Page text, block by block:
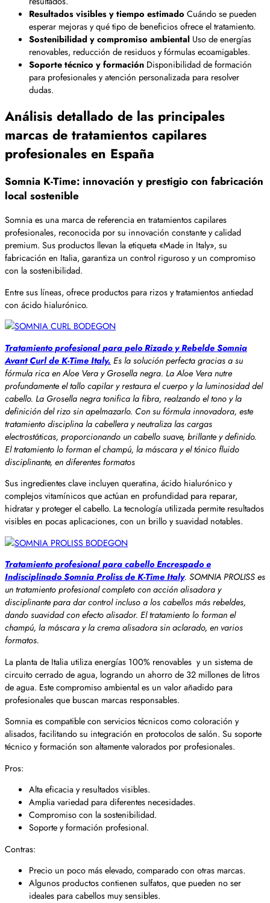
Resultados visibles y tiempo estimado Cuándo se pueden
esperar mejoras y qué tipo de beneficios ofrece el tratamiento.
Sostenibilidad y compromiso ambiental Uso de energías
renovables, reducción de residuos y fórmulas ecoamigables.
Soporte técnico y formación Disponibilidad de formación
para profesionales y atención personalizada para resolver
dudas.
Análisis detallado de las principales
marcas de tratamientos capilares
profesionales en España
Somnia K-Time: innovación y prestigio con fabricación
local sostenible
Somnia es una marca de referencia en tratamientos capilares
profesionales, reconocida por su innovación constante y calidad
premium. Sus productos llevan la etiqueta «Made in Italy», su
fabricación en Italia, garantiza un control riguroso y un compromiso
con la sostenibilidad.
Entre sus líneas, ofrece productos para rizos y tratamientos antiedad
con ácido hialurónico.
Tratamiento profesional para pelo Rizado y Rebelde Somnia
Avant Curl de K-Time Italy. Es la solución perfecta gracias a su
fórmula rica en Aloe Vera y Grosella negra. La Aloe Vera nutre
profundamente el tallo capilar y restaura el cuerpo y la luminosidad del
cabello. La Grosella negra tonifica la fibra, realzando el tono y la
definición del rizo sin apelmazarlo. Con su fórmula innovadora, este
tratamiento disciplina la cabellera y neutraliza las cargas
electrostáticas, proporcionando un cabello suave, brillante y definido.
El tratamiento lo forman el champú, la máscara y el tónico fluido
disciplinante, en diferentes formatos
Sus ingredientes clave incluyen queratina, ácido hialurónico y
complejos vitamínicos que actúan en profundidad para reparar,
hidratar y proteger el cabello. La tecnología utilizada permite resultados
visibles en pocas aplicaciones, con un brillo y suavidad notables.
Tratamiento profesional para cabello Encrespado e
Indisciplinado Somnia Proliss de K-Time Italy. SOMNIA PROLISS es
un tratamiento profesional completo con acción alisadora y
disciplinante para dar control incluso a los cabellos más rebeldes,
dando suavidad con efecto alisador. El tratamiento lo forman el
champú, la máscara y la crema alisadora sin aclarado, en varios
formatos.
La planta de Italia utiliza energías 100% renovables y un sistema de
circuito cerrado de agua, logrando un ahorro de 32 millones de litros
de agua. Este compromiso ambiental es un valor añadido para
profesionales que buscan marcas responsables.
Somnia es compatible con servicios técnicos como coloración y
alisados, facilitando su integración en protocolos de salón. Su soporte
técnico y formación son altamente valorados por profesionales.
Pros:
Alta eficacia y resultados visibles.
Amplia variedad para diferentes necesidades.
Compromiso con la sostenibilidad.
Soporte y formación profesional.
Contras:
Precio un poco más elevado, comparado con otras marcas.
Algunos productos contienen sulfatos, que pueden no ser
ideales para cabellos muy sensibles.